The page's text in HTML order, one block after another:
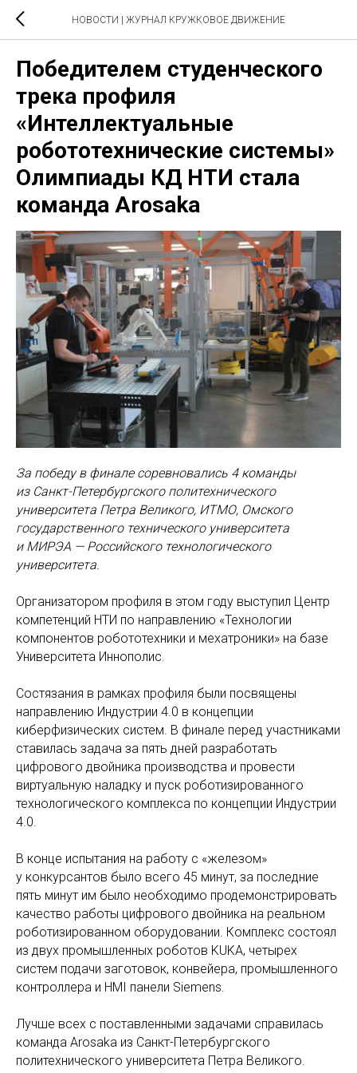
НОВОСТИ | ЖУРНАЛ КРУЖКОВОЕ ДВИЖЕНИЕ
Победителем студенческого
трека профиля
«Интеллектуальные
робототехнические системы»
Олимпиады КД НТИ стала
команда Arosaka
За победу в финале соревновались 4 команды
из Санкт-Петербургского политехнического
университета Петра Великого, ИТМО, Омского
государственного технического университета
и МИРЭА — Российского технологического
университета.
Организатором профиля в этом году выступил Центр
компетенций НТИ по направлению «Технологии
компонентов робототехники и мехатроники» на базе
Университета Иннополис.
Состязания в рамках профиля были посвящены
направлению Индустрии 4.0 в концепции
киберфизических систем. В финале перед участниками
ставилась задача за пять дней разработать
цифрового двойника производства и провести
виртуальную наладку и пуск роботизированного
технологического комплекса по концепции Индустрии
4.0.
В конце испытания на работу с «железом»
у конкурсантов было всего 45 минут, за последние
пять минут им было необходимо продемонстрировать
качество работы цифрового двойника на реальном
роботизированном оборудовании. Комплекс состоял
из двух промышленных роботов KUKA, четырех
систем подачи заготовок, конвейера, промышленного
контроллера и HMI панели Siemens.
Лучше всех с поставленными задачами справилась
команда Arosaka из Санкт-Петербургского
политехнического университета Петра Великого.